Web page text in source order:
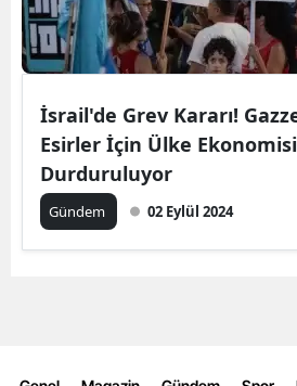
İsrail'de Grev Kararı!
Esirler İçin Ülke Ekonomisi
Durduruluyor
Gündem 02 Eylül 2024